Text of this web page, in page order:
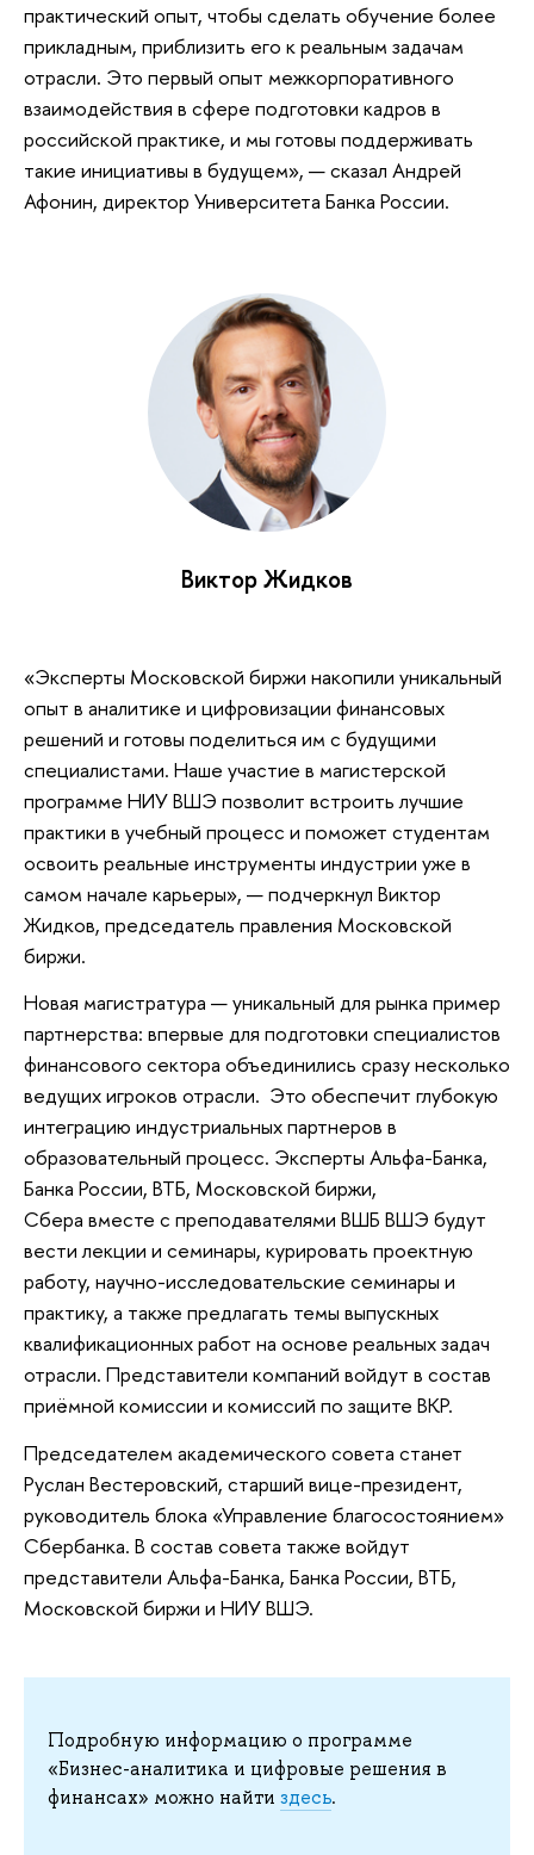
практический опыт, чтобы сделать обучение более
прикладным, приблизить его к реальным задачам
отрасли. Это первый опыт межкорпоративного
взаимодействия в сфере подготовки кадров в
российской практике, и мы готовы поддерживать
такие инициативы в будущем», — сказал Андрей
Афонин, директор Университета Банка России.
Виктор Жидков
«Эксперты Московской биржи накопили уникальный
опыт в аналитике и цифровизации финансовых
решений и готовы поделиться им с будущими
специалистами. Наше участие в магистерской
программе НИУ ВШЭ позволит встроить лучшие
практики в учебный процесс и поможет студентам
освоить реальные инструменты индустрии уже в
самом начале карьеры», — подчеркнул Виктор
Жидков, председатель правления Московской
биржи.
Новая магистратура — уникальный для рынка пример
партнерства: впервые для подготовки специалистов
финансового сектора объединились сразу несколько
ведущих игроков отрасли. Это обеспечит глубокую
интеграцию индустриальных партнеров в
образовательный процесс. Эксперты Альфа-Банка,
Банка России, ВТБ, Московской биржи,
Сбера вместе с преподавателями ВШБ ВШЭ будут
вести лекции и семинары, курировать проектную
работу, научно-исследовательские семинары и
практику, а также предлагать темы выпускных
квалификационных работ на основе реальных задач
отрасли. Представители компаний войдут в состав
приёмной комиссии и комиссий по защите ВКР.
Председателем академического совета станет
Руслан Вестеровский, старший вице-президент,
руководитель блока «Управление благосостоянием»
Сбербанка. В состав совета также войдут
представители Альфа-Банка, Банка России, ВТБ,
Московской биржи и НИУ ВШЭ.
Подробную информацию о программе
«Бизнес-аналитика и цифровые решения в
финансах» можно найти здесь.